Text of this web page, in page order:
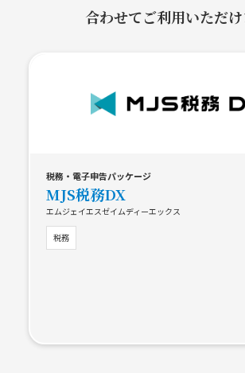
合わせてご利用いただ
税務・電子申告パッケージ
MJS税務DX
エムジェイエスゼイムディーエックス
税務